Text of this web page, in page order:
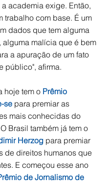
academia exige. Então,
trabalho com base. É um
dados que tem alguma
alguma malícia que é bem
a apuração de um fato
público", afirma.
hoje tem o Prêmio
se para premiar as
mais conhecidas do
Brasil também já tem o
Herzog para premiar
de direitos humanos que
E começou esse ano
de Jornalismo de